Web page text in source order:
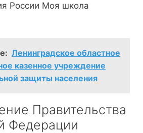
России Моя школа
Ленинградское областное
казенное учреждение
защиты населения
Правительства
Федерации